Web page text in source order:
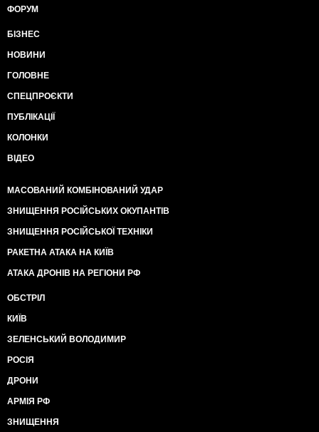
ФОРУМ
БІЗНЕС
НОВИНИ
ГОЛОВНЕ
СПЕЦПРОЄКТИ
ПУБЛІКАЦІЇ
КОЛОНКИ
ВІДЕО
МАСОВАНИЙ КОМБІНОВАНИЙ УДАР
ЗНИЩЕННЯ РОСІЙСЬКИХ ОКУПАНТІВ
ЗНИЩЕННЯ РОСІЙСЬКОЇ ТЕХНІКИ
РАКЕТНА АТАКА НА КИЇВ
АТАКА ДРОНІВ НА РЕГІОНИ РФ
ОБСТРІЛ
КИЇВ
ЗЕЛЕНСЬКИЙ ВОЛОДИМИР
РОСІЯ
ДРОНИ
АРМІЯ РФ
ЗНИЩЕННЯ